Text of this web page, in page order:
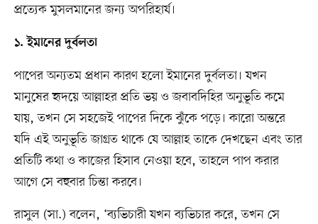
প্রত্যেক মুসলমানের জন্য অপরিহার্য।
১. ইমানের দুর্বলতা
পাপের অন্যতম প্রধান কারণ হলো ইমানের দুর্বলতা। যখন
মানুষের হৃদয়ে আল্লাহর প্রতি ভয় ও জবাবদিহির অনুভূতি কমে
যায়, তখন সে সহজেই পাপের দিকে ঝুঁকে পড়ে। কারো অন্তরে
যদি এই অনুভূতি জাগ্রত থাকে যে আল্লাহ তাকে দেখছেন এবং তার
প্রতিটি কথা ও কাজের হিসাব নেওয়া হবে, তাহলে পাপ করার
আগে সে বহুবার চিন্তা করবে।
রাসুল (সা.) বলেন, ‘ব্যভিচারী যখন ব্যভিচার করে, তখন সে